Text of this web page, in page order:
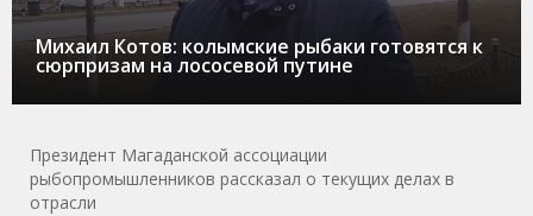
Михаил Котов: колымские рыбаки готовятся к
сюрпризам на лососевой путине
Президент Магаданской ассоциации
рыбопромышленников рассказал о текущих делах в
отрасли